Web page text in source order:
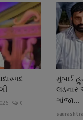
0
મુંબઈ
લડનાર
ગાંજા...